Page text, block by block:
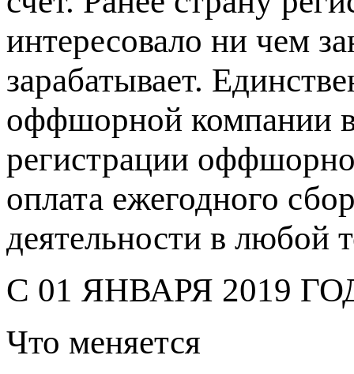
интересовало ни чем
зарабатывает.
оффшорной компании
регистрации
оплата ежегодного
деятельности в любой
С 01 ЯНВАРЯ 2019
Что меняется